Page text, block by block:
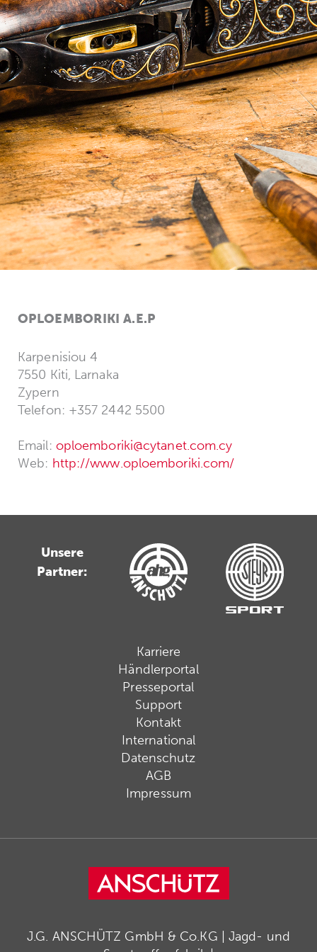
OPLOEMBORIKI A.E.P
Karpenisiou 4
7550 Kiti, Larnaka
Zypern
Telefon: +357 2442 5500
Email: oploemboriki@cytanet.com.cy
Web: http://www.oploemboriki.com/
Unsere
Partner:
Karriere
Händlerportal
Presseportal
Support
Kontakt
International
Datenschutz
AGB
Impressum
J.G. ANSCHÜTZ GmbH & Co.KG | Jagd- und